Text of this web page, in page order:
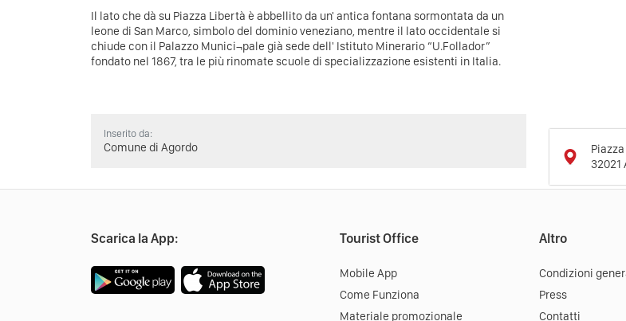
Il lato che dà su Piazza Libertà è abbellito da un' antica fontana sormontata da un
leone di San Marco, simbolo del dominio veneziano, mentre il lato occidentale si
chiude con il Palazzo Munici¬pale già sede dell' Istituto Minerario “U.Follador”
fondato nel 1867, tra le più rinomate scuole di specializzazione esistenti in Italia.
Inserito da:
Comune di Agordo
32021
Scarica la App: Tourist Office
Mobile App
Come Funziona
Materiale promozionale
Altro
Condizioni
Press
Contatti